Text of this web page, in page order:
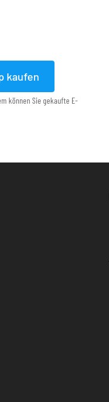
kaufen
können Sie gekaufte E-